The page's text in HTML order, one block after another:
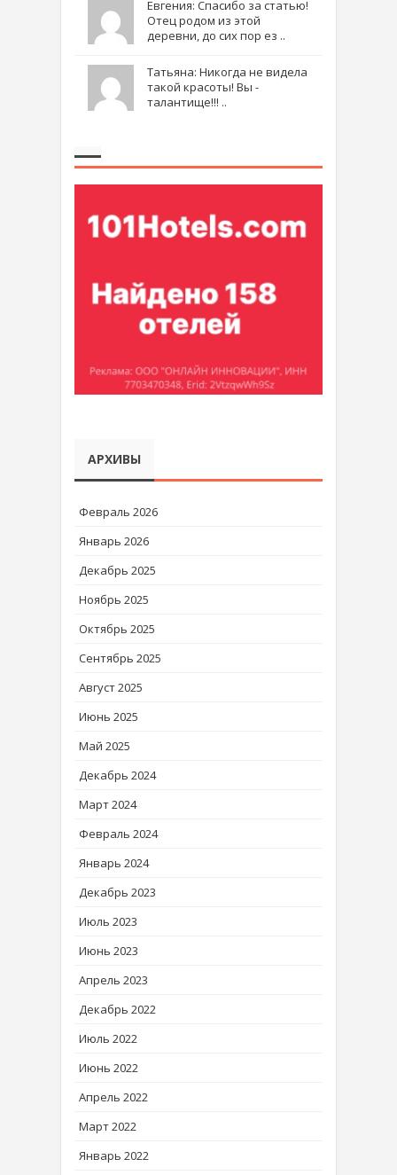
Евгения: Спасибо за статью!
Отец родом из этой
деревни, до сих пор ез ..
Татьяна: Никогда не видела
такой красоты! Вы -
талантище!!! ..
АРХИВЫ
Февраль 2026
Январь 2026
Декабрь 2025
Ноябрь 2025
Октябрь 2025
Сентябрь 2025
Август 2025
Июнь 2025
Май 2025
Декабрь 2024
Март 2024
Февраль 2024
Январь 2024
Декабрь 2023
Июль 2023
Июнь 2023
Апрель 2023
Декабрь 2022
Июль 2022
Июнь 2022
Апрель 2022
Март 2022
Январь 2022